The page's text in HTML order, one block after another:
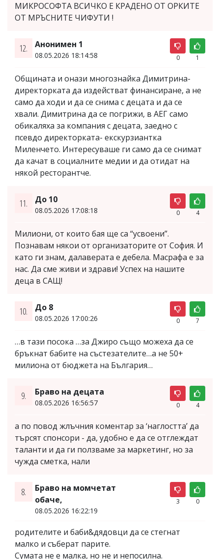
МИКРОСОФТА ВСИЧКО Е КРАДЕНО ОТ ОРКИТЕ
ОТ МРЪСНИТЕ ЧИФУТИ !
12. Анонимен 1
08.05.2026 18:14:58 0 1
Общината и онази многознайка Димитрина-
директорката да издействат финансиране, а не
само да ходи и да се снима с децата и да се
хвали. Димитрина да се погрижи, в АЕГ само
обикаляха за компания с децата, заедно с
псевдо директорката- екскурзиантка
Миленчето. Интересуваше ги само да се снимат
да качат в социалните медии и да отидат на
някой ресторантче.
11. До 10
08.05.2026 17:08:18 0 4
Милиони, от които бая ще са “усвоени”.
Познавам някои от организаторите от София. И
като ги знам, далаверата е дебела. Масрафа е за
нас. Да сме живи и здрави! Успех на нашите
деца в САЩ!
10. До 8
08.05.2026 17:00:26 0 7
…в тази посока …за Джиро също можеха да се
бръкнат бабите на състезателите…а не 50+
милиона от бюджета на България…
9. Браво на децата
08.05.2026 16:56:57 0 4
а по повод жлъчния коментар за ‘наглостта’ да
търсят спонсори - да, удобно е да се отглеждат
таланти и да ги ползваме за маркетинг, но за
чужда сметка, нали
8.
Браво на момчетат
обаче,
08.05.2026 16:22:19
3 0
родителите и баби&дядовци да се стегнат
малко и съберат парите.
Сумата не е малка, но не и непосилна.